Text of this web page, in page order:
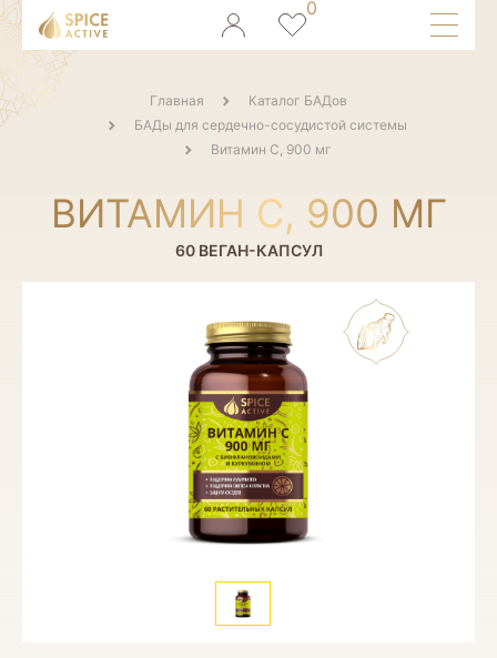
Главная
Каталог БАДов
БАДы для сердечно-сосудистой системы
Витамин C, 900 мг
ВИТАМИН C, 900 МГ
60 ВЕГАН-КАПСУЛ